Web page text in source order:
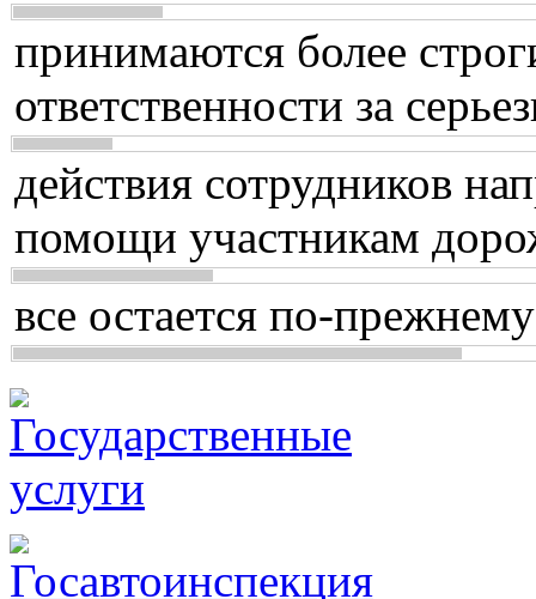
принимаются более
ответственности за
действия сотрудников
помощи участникам
все остается по-